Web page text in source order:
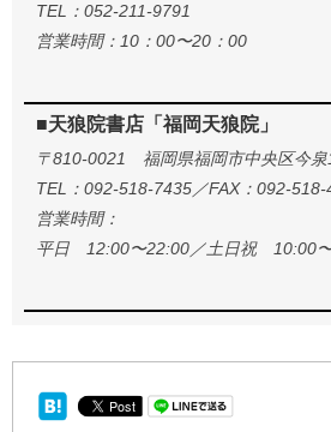
TEL：052-211-9791
営業時間：10：00〜20：00
■天狼院書店「福岡天狼院」
〒810-0021 福岡県福岡市中央区今
TEL：092-518-7435／FAX：092-518-
営業時間：
平日 12:00〜22:00／土日祝 10:00